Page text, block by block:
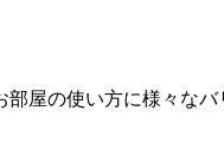
屋の使い方に様々な